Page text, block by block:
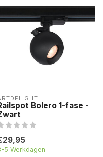
Bolero 1-fase -
5 Werkdagen